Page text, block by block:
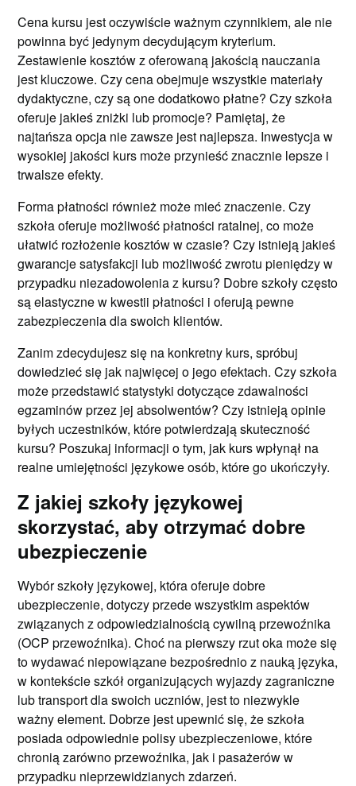
Cena kursu jest oczywiście ważnym czynnikiem, ale nie
powinna być jedynym decydującym kryterium.
Zestawienie kosztów z oferowaną jakością nauczania
jest kluczowe. Czy cena obejmuje wszystkie materiały
dydaktyczne, czy są one dodatkowo płatne? Czy szkoła
oferuje jakieś zniżki lub promocje? Pamiętaj, że
najtańsza opcja nie zawsze jest najlepsza. Inwestycja w
wysokiej jakości kurs może przynieść znacznie lepsze i
trwalsze efekty.
Forma płatności również może mieć znaczenie. Czy
szkoła oferuje możliwość płatności ratalnej, co może
ułatwić rozłożenie kosztów w czasie? Czy istnieją jakieś
gwarancje satysfakcji lub możliwość zwrotu pieniędzy w
przypadku niezadowolenia z kursu? Dobre szkoły często
są elastyczne w kwestii płatności i oferują pewne
zabezpieczenia dla swoich klientów.
Zanim zdecydujesz się na konkretny kurs, spróbuj
dowiedzieć się jak najwięcej o jego efektach. Czy szkoła
może przedstawić statystyki dotyczące zdawalności
egzaminów przez jej absolwentów? Czy istnieją opinie
byłych uczestników, które potwierdzają skuteczność
kursu? Poszukaj informacji o tym, jak kurs wpłynął na
realne umiejętności językowe osób, które go ukończyły.
Z jakiej szkoły językowej
skorzystać, aby otrzymać dobre
ubezpieczenie
Wybór szkoły językowej, która oferuje dobre
ubezpieczenie, dotyczy przede wszystkim aspektów
związanych z odpowiedzialnością cywilną przewoźnika
(OCP przewoźnika). Choć na pierwszy rzut oka może się
to wydawać niepowiązane bezpośrednio z nauką języka,
w kontekście szkół organizujących wyjazdy zagraniczne
lub transport dla swoich uczniów, jest to niezwykle
ważny element. Dobrze jest upewnić się, że szkoła
posiada odpowiednie polisy ubezpieczeniowe, które
chronią zarówno przewoźnika, jak i pasażerów w
przypadku nieprzewidzianych zdarzeń.